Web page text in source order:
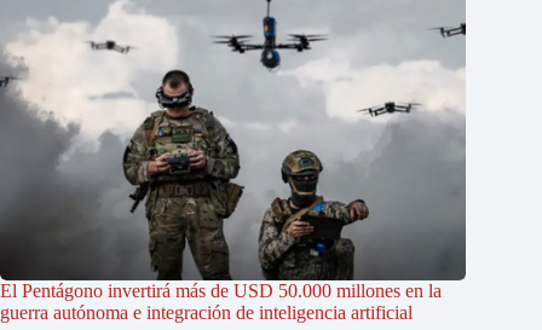
El Pentágono invertirá más de USD 50.000 millones en la
guerra autónoma e integración de inteligencia artificial